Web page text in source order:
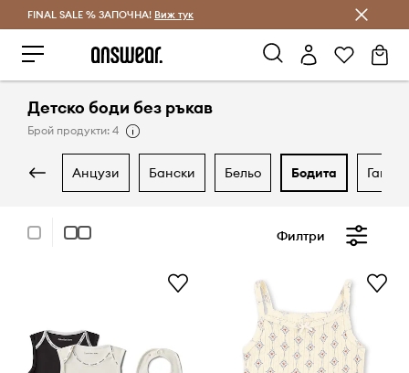
Спестявай с Answear Club
FINAL SALE % ЗАПОЧНА! Виж тук
Детско боди без ръкав
Брой продукти: 4
анцузи бански бельо бодита
Филтри